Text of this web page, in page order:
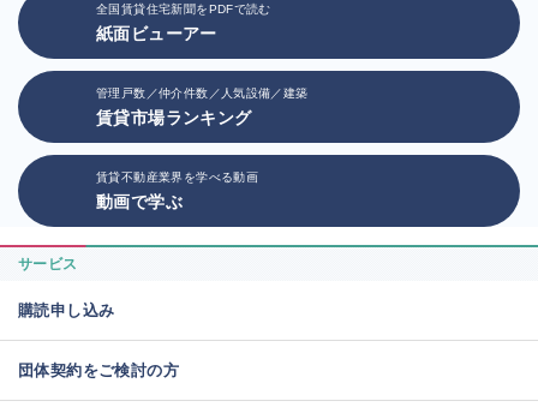
全国賃貸住宅新聞をPDFで読む
紙面ビューアー
管理戸数／仲介件数／人気設備／建築
賃貸市場ランキング
賃貸不動産業界を学べる動画
動画で学ぶ
サービス
購読申し込み
団体契約をご検討の方